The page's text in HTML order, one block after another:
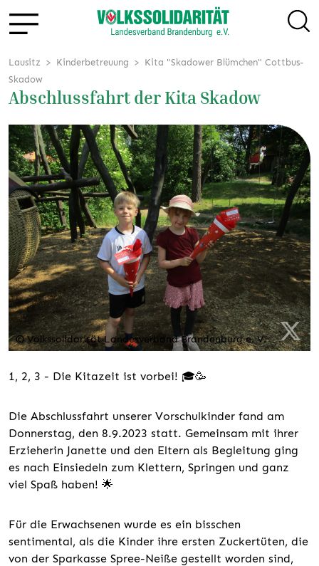
Lausitz Kinderbetreuung
Kita "Skadower Blümchen" Cottbus-
Skadow
Abschlussfahrt der Kita Skadow
© Volkssolidarität Landesverband Brandenburg e. V.
1, 2, 3 - Die Kitazeit ist vorbei! 🎓🥳
Die Abschlussfahrt unserer Vorschulkinder fand am
Donnerstag, den 8.9.2023 statt. Gemeinsam mit ihrer
Erzieherin Janette und den Eltern als Begleitung ging
es nach Einsiedeln zum Klettern, Springen und ganz
viel Spaß haben! 🌟
Für die Erwachsenen wurde es ein bisschen
sentimental, als die Kinder ihre ersten Zuckertüten, die
von der Sparkasse Spree-Neiße gestellt worden sind,